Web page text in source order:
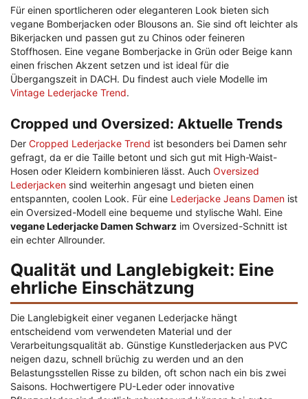
Für einen sportlicheren oder eleganteren Look bieten sich
vegane Bomberjacken oder Blousons an. Sie sind oft leichter als
Bikerjacken und passen gut zu Chinos oder feineren
Stoffhosen. Eine vegane Bomberjacke in Grün oder Beige kann
einen frischen Akzent setzen und ist ideal für die
Übergangszeit in DACH. Du findest auch viele Modelle im
Vintage Lederjacke Trend.
Cropped und Oversized: Aktuelle Trends
Der Cropped Lederjacke Trend ist besonders bei Damen sehr
gefragt, da er die Taille betont und sich gut mit High-Waist-
Hosen oder Kleidern kombinieren lässt. Auch Oversized
Lederjacken sind weiterhin angesagt und bieten einen
entspannten, coolen Look. Für eine Lederjacke Jeans Damen ist
ein Oversized-Modell eine bequeme und stylische Wahl. Eine
vegane Lederjacke Damen Schwarz im Oversized-Schnitt ist
ein echter Allrounder.
Qualität und Langlebigkeit: Eine
ehrliche Einschätzung
Die Langlebigkeit einer veganen Lederjacke hängt
entscheidend vom verwendeten Material und der
Verarbeitungsqualität ab. Günstige Kunstlederjacken aus PVC
neigen dazu, schnell brüchig zu werden und an den
Belastungsstellen Risse zu bilden, oft schon nach ein bis zwei
Saisons. Hochwertigere PU-Leder oder innovative